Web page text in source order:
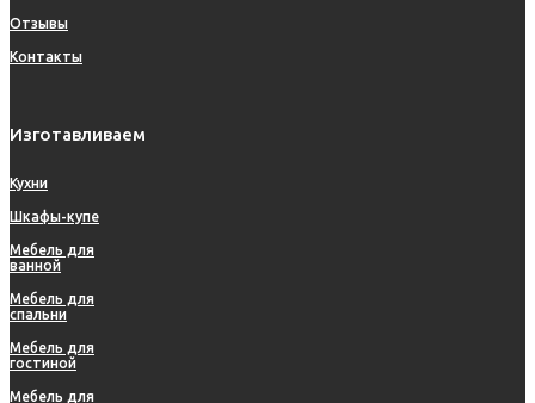
Отзывы
Контакты
Изготавливаем
Кухни
Шкафы-купе
Мебель для
ванной
Мебель для
спальни
Мебель для
гостиной
Мебель для